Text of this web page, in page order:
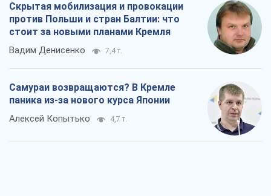
Скрытая мобилизация и провокации
против Польши и стран Балтии: что
стоит за новыми планами Кремля
Вадим Денисенко 7,4 т.
Самураи возвращаются? В Кремле
паника из-за нового курса Японии
Алексей Копытько 4,7 т.